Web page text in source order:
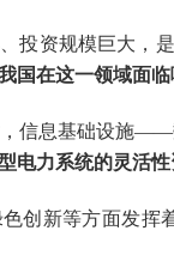
投资规模巨大，
国在这一领域面临
信息基础设施——
电力系统的灵活
创新等方面发挥